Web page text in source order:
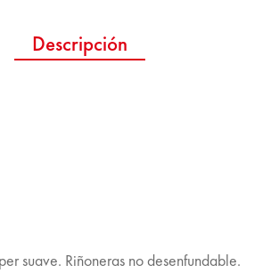
Descripción
suave. Riñoneras no desenfundable.